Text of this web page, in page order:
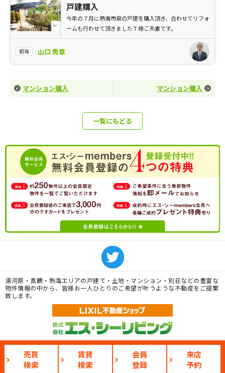
戸建購入
今年の７月に熱海市泉の戸建を購入頂き、合わせてリフォ
ームも行わせて頂きましたＴ様ご夫妻です。
担当 山口 秀章
マンション購入 マンション購入
一覧にもどる
湯河原・真鶴・熱海エリアの戸建て・土地・マンション・別荘などの豊富な
物件情報の中から、皆様お一人ひとりのご希望が叶うような不動産をご提案
致します。
0120-621617 メールでの
お問い合わせは
こちら
売買
検索
賃貸
検索
会員
登録
来店
予約